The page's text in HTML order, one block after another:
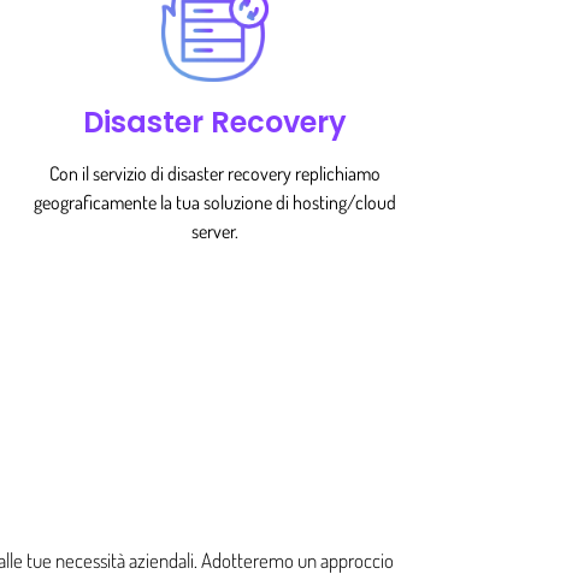
Disaster Recovery
Con il servizio di disaster recovery replichiamo
geograficamente la tua soluzione di hosting/cloud
server.
tue necessità aziendali. Adotteremo un approccio